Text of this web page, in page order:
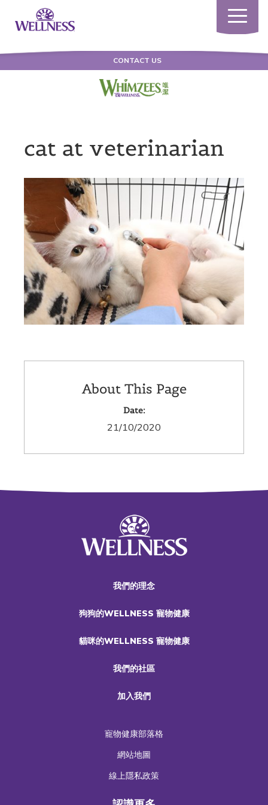
Toggle
CONTACT US
cat at veterinarian
About This Page
Date:
21/10/2020
我們的理念
狗狗的WELLNESS 寵物健康
貓咪的WELLNESS 寵物健康
我們的社區
加入我們
寵物健康部落格
網站地圖
線上隱私政策